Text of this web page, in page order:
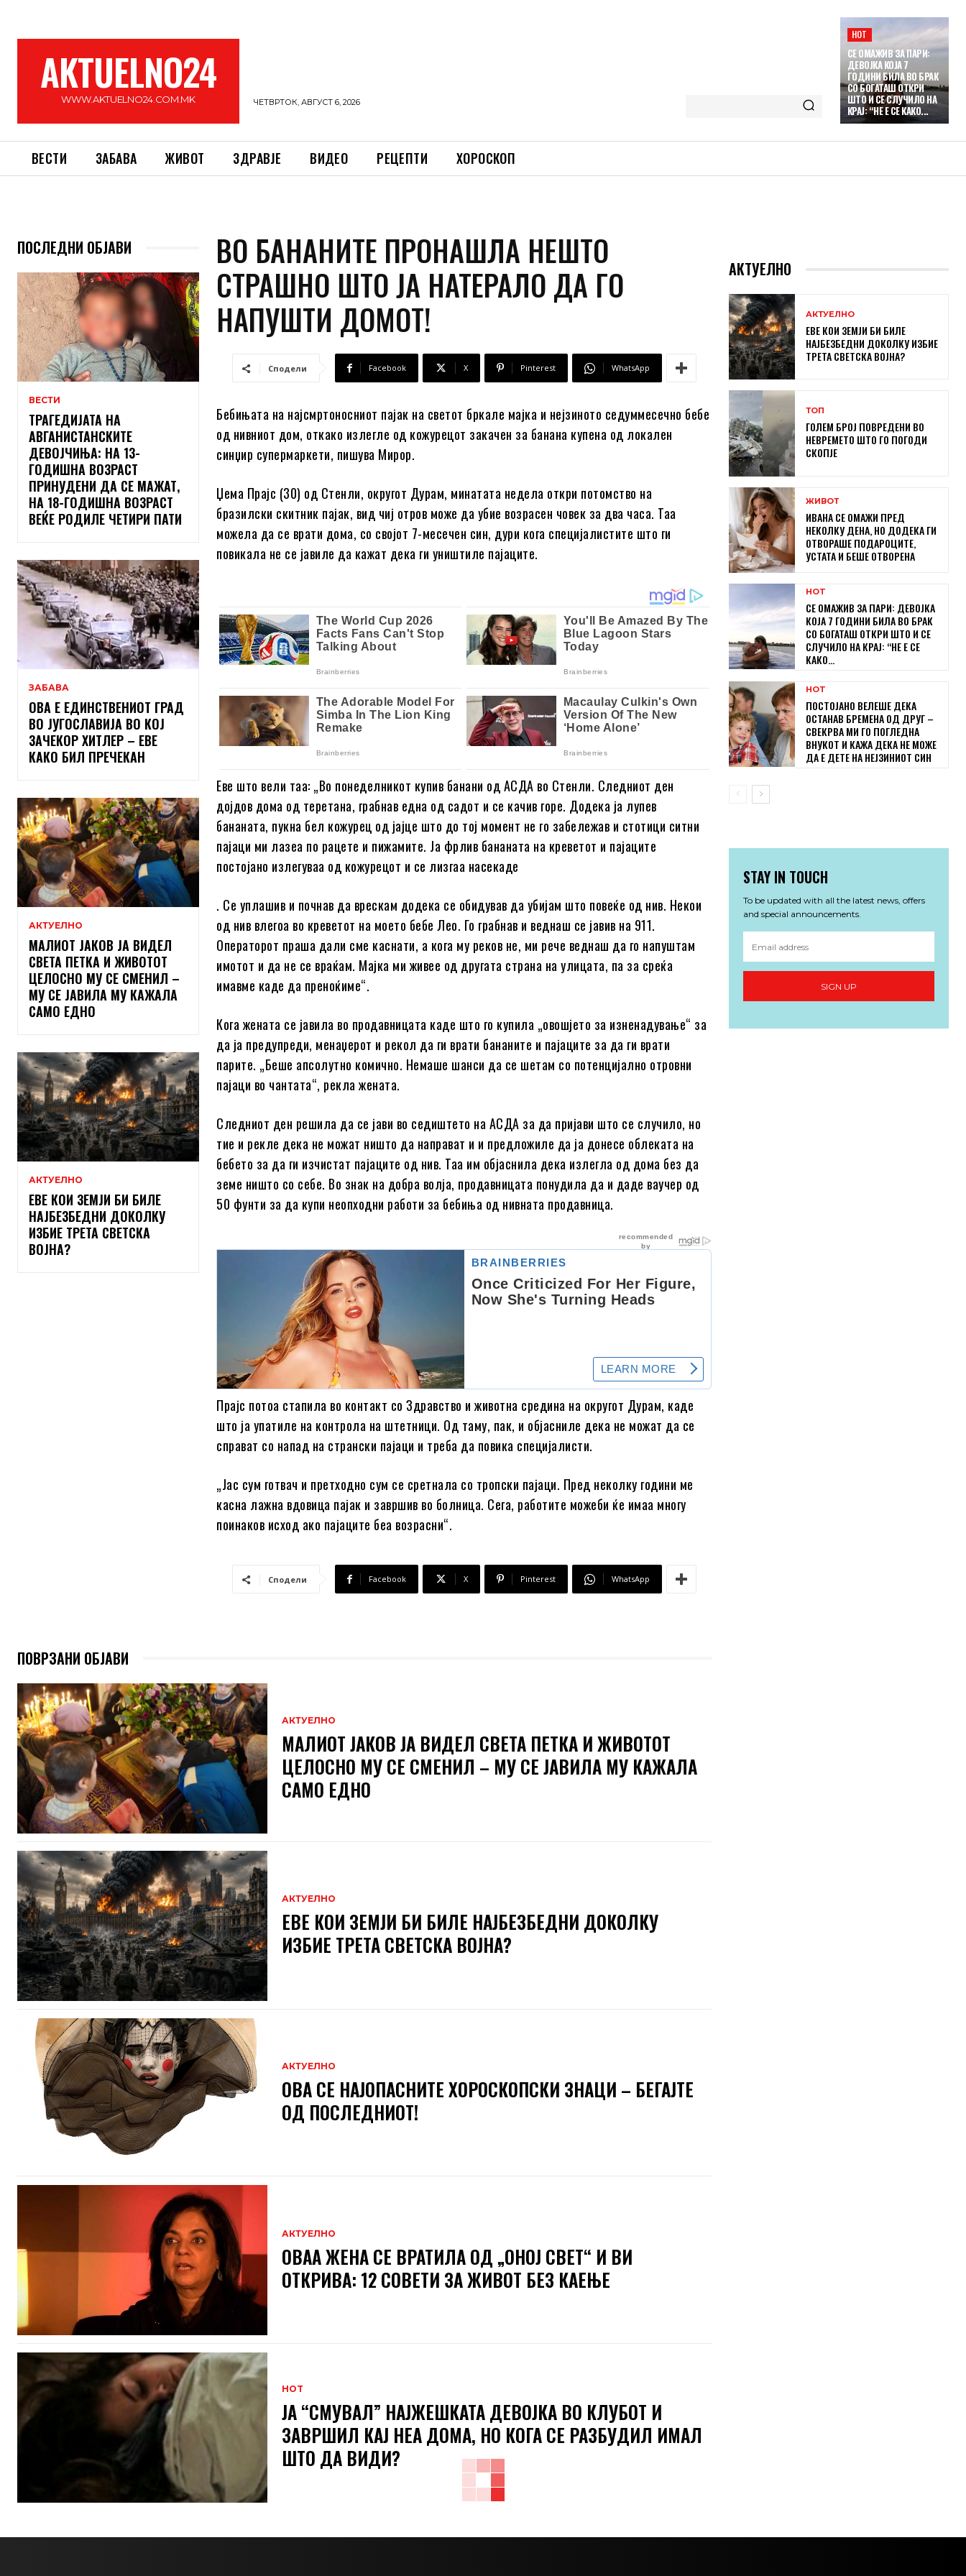
AKTUELNO24
WWW.AKTUELNO24.COM.MK ЧЕТВРТОК, АВГУСТ 6, 2026
HOT
СЕ ОМАЖИВ ЗА ПАРИ:
ДЕВОЈКА КОЈА 7
ГОДИНИ БИЛА ВО БРАК
СО БОГАТАШ ОТКРИ
ШТО И СЕ СЛУЧИЛО НА
КРАЈ: “НЕ Е СЕ КАКО...
ВЕСТИ ЗАБАВА ЖИВОТ ЗДРАВЈЕ ВИДЕО РЕЦЕПТИ ХОРОСКОП
ПОСЛЕДНИ ОБЈАВИ
ВЕСТИ
ТРАГЕДИЈАТА НА
АВГАНИСТАНСКИТЕ
ДЕВОЈЧИЊА: НА 13-
ГОДИШНА ВОЗРАСТ
ПРИНУДЕНИ ДА СЕ МАЖАТ,
НА 18-ГОДИШНА ВОЗРАСТ
ВЕЌЕ РОДИЛЕ ЧЕТИРИ ПАТИ
ЗАБАВА
ОВА Е ЕДИНСТВЕНИОТ ГРАД
ВО ЈУГОСЛАВИЈА ВО КОЈ
ЗАЧЕКОР ХИТЛЕР – ЕВЕ
КАКО БИЛ ПРЕЧЕКАН
АКТУЕЛНО
МАЛИОТ ЈАКОВ ЈА ВИДЕЛ
СВЕТА ПЕТКА И ЖИВОТОТ
ЦЕЛОСНО МУ СЕ СМЕНИЛ –
МУ СЕ ЈАВИЛА МУ КАЖАЛА
САМО ЕДНО
АКТУЕЛНО
ЕВЕ КОИ ЗЕМЈИ БИ БИЛЕ
НАЈБЕЗБЕДНИ ДОКОЛКУ
ИЗБИЕ ТРЕТА СВЕТСКА
ВОЈНА?
ВО БАНАНИТЕ ПРОНАШЛА НЕШТО
СТРАШНО ШТО ЈА НАТЕРАЛО ДА ГО
НАПУШТИ ДОМОТ!
Сподели Facebook X Pinterest WhatsApp
Бебињата на најсмртоносниот пајак на светот бркале мајка и нејзиното седуммесечно бебе
од нивниот дом, откако излегле од кожурецот закачен за банана купена од локален
синџир супермаркети, пишува Мирор.
Џема Прајс (30) од Стенли, округот Дурам, минатата недела откри потомство на
бразилски скитник пајак, вид чиј отров може да убие возрасен човек за два часа. Таа
можела да се врати дома, со својот 7-месечен син, дури кога специјалистите што ги
повикала не се јавиле да кажат дека ги уништиле пајаците.
Еве што вели таа: „Во понеделникот купив банани од АСДА во Стенли. Следниот ден
дојдов дома од теретана, грабнав една од садот и се качив горе. Додека ја лупев
бананата, пукна бел кожурец од јајце што до тој момент не го забележав и стотици ситни
пајаци ми лазеа по рацете и пижамите. Ја фрлив бананата на креветот и пајаците
постојано излегуваа од кожурецот и се лизгаа насекаде
. Се уплашив и почнав да врескам додека се обидував да убијам што повеќе од нив. Некои
од нив влегоа во креветот на моето бебе Лео. Го грабнав и веднаш се јавив на 911.
Операторот праша дали сме каснати, а кога му реков не, ми рече веднаш да го напуштам
имотот и да не се враќам. Мајка ми живее од другата страна на улицата, па за среќа
имавме каде да преноќиме“.
Кога жената се јавила во продавницата каде што го купила „овошјето за изненадување“ за
да ја предупреди, менаџерот и рекол да ги врати бананите и пајаците за да ги врати
парите. „Беше апсолутно комично. Немаше шанси да се шетам со потенцијално отровни
пајаци во чантата“, рекла жената.
Следниот ден решила да се јави во седиштето на АСДА за да пријави што се случило, но
тие и рекле дека не можат ништо да направат и и предложиле да ја донесе облеката на
бебето за да ги изчистат пајаците од нив. Таа им објаснила дека излегла од дома без да
земе ништо со себе. Во знак на добра волја, продавницата понудила да и даде ваучер од
50 фунти за да купи неопходни работи за бебиња од нивната продавница.
Прајс потоа стапила во контакт со Здравство и животна средина на округот Дурам, каде
што ја упатиле на контрола на штетници. Од таму, пак, и објасниле дека не можат да се
справат со напад на странски пајаци и треба да повика специјалисти.
„Јас сум готвач и претходно сум се сретнала со тропски пајаци. Пред неколку години ме
касна лажна вдовица пајак и завршив во болница. Сега, работите можеби ќе имаа многу
поинаков исход ако пајаците беа возрасни“.
Сподели Facebook X Pinterest WhatsApp
ПОВРЗАНИ ОБЈАВИ
АКТУЕЛНО
МАЛИОТ ЈАКОВ ЈА ВИДЕЛ СВЕТА ПЕТКА И ЖИВОТОТ
ЦЕЛОСНО МУ СЕ СМЕНИЛ – МУ СЕ ЈАВИЛА МУ КАЖАЛА
САМО ЕДНО
АКТУЕЛНО
ЕВЕ КОИ ЗЕМЈИ БИ БИЛЕ НАЈБЕЗБЕДНИ ДОКОЛКУ
ИЗБИЕ ТРЕТА СВЕТСКА ВОЈНА?
АКТУЕЛНО
ОВА СЕ НАЈОПАСНИТЕ ХОРОСКОПСКИ ЗНАЦИ – БЕГАЈТЕ
ОД ПОСЛЕДНИОТ!
АКТУЕЛНО
ОВАА ЖЕНА СЕ ВРАТИЛА ОД „ОНОЈ СВЕТ“ И ВИ
ОТКРИВА: 12 СОВЕТИ ЗА ЖИВОТ БЕЗ КАЕЊЕ
HOT
ЈА “СМУВАЛ” НАЈЖЕШКАТА ДЕВОЈКА ВО КЛУБОТ И
ЗАВРШИЛ КАЈ НЕА ДОМА, НО КОГА СЕ РАЗБУДИЛ ИМАЛ
ШТО ДА ВИДИ?
АКТУЕЛНО
АКТУЕЛНО
ЕВЕ КОИ ЗЕМЈИ БИ БИЛЕ
НАЈБЕЗБЕДНИ ДОКОЛКУ ИЗБИЕ
ТРЕТА СВЕТСКА ВОЈНА?
ТОП
ГОЛЕМ БРОЈ ПОВРЕДЕНИ ВО
НЕВРЕМЕТО ШТО ГО ПОГОДИ
СКОПЈЕ
ЖИВОТ
ИВАНА СЕ ОМАЖИ ПРЕД
НЕКОЛКУ ДЕНА, НО ДОДЕКА ГИ
ОТВОРАШЕ ПОДАРОЦИТЕ,
УСТАТА И БЕШЕ ОТВОРЕНА
HOT
СЕ ОМАЖИВ ЗА ПАРИ: ДЕВОЈКА
КОЈА 7 ГОДИНИ БИЛА ВО БРАК
СО БОГАТАШ ОТКРИ ШТО И СЕ
СЛУЧИЛО НА КРАЈ: “НЕ Е СЕ
КАКО...
HOT
ПОСТОЈАНО ВЕЛЕШЕ ДЕКА
ОСТАНАВ БРЕМЕНА ОД ДРУГ –
СВЕКРВА МИ ГО ПОГЛЕДНА
ВНУКОТ И КАЖА ДЕКА НЕ МОЖЕ
ДА Е ДЕТЕ НА НЕЈЗИНИОТ СИН
STAY IN TOUCH
To be updated with all the latest news, offers
and special announcements.
SIGN UP